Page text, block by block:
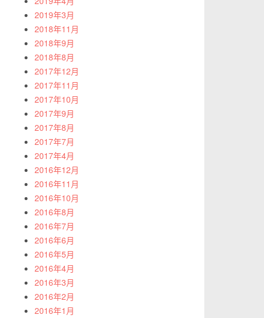
2019年3月
2018年11月
2018年9月
2018年8月
2017年12月
2017年11月
2017年10月
2017年9月
2017年8月
2017年7月
2017年4月
2016年12月
2016年11月
2016年10月
2016年8月
2016年7月
2016年6月
2016年5月
2016年4月
2016年3月
2016年2月
2016年1月